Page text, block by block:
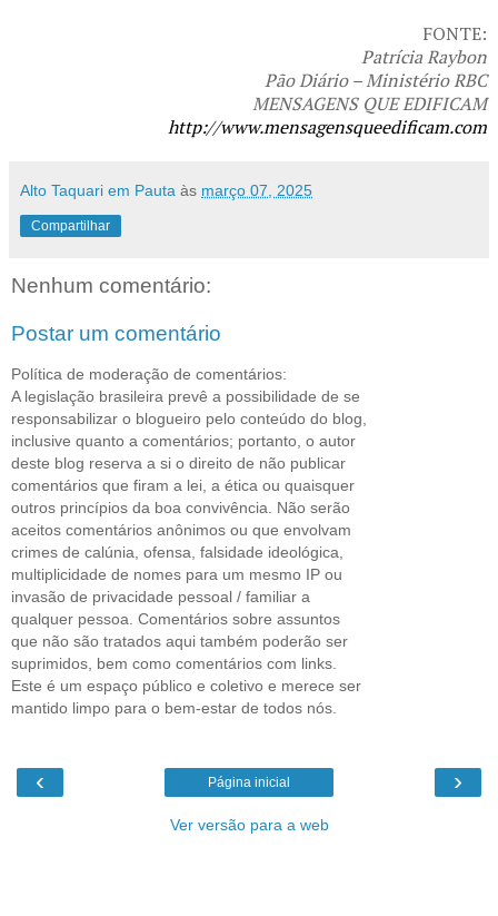
FONTE:
Patrícia Raybon
Pão Diário – Ministério RBC
MENSAGENS QUE EDIFICAM
http://www.mensagensqueedificam.com
Alto Taquari em Pauta às março 07, 2025
Compartilhar
Nenhum comentário:
Postar um comentário
Política de moderação de comentários:
A legislação brasileira prevê a possibilidade de se
responsabilizar o blogueiro pelo conteúdo do blog,
inclusive quanto a comentários; portanto, o autor
deste blog reserva a si o direito de não publicar
comentários que firam a lei, a ética ou quaisquer
outros princípios da boa convivência. Não serão
aceitos comentários anônimos ou que envolvam
crimes de calúnia, ofensa, falsidade ideológica,
multiplicidade de nomes para um mesmo IP ou
invasão de privacidade pessoal / familiar a
qualquer pessoa. Comentários sobre assuntos
que não são tratados aqui também poderão ser
suprimidos, bem como comentários com links.
Este é um espaço público e coletivo e merece ser
mantido limpo para o bem-estar de todos nós.
‹ ›
Página inicial
Ver versão para a web